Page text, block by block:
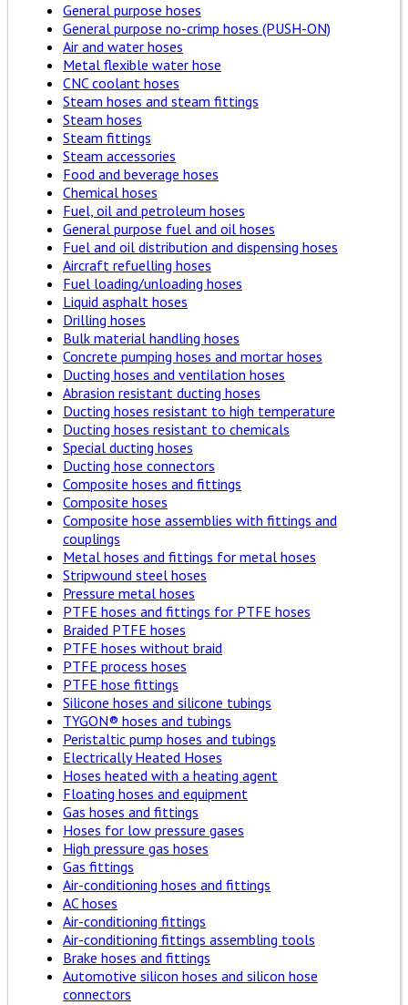
General purpose hoses
General purpose no-crimp hoses (PUSH-ON)
Air and water hoses
Metal flexible water hose
CNC coolant hoses
Steam hoses and steam fittings
Steam hoses
Steam fittings
Steam accessories
Food and beverage hoses
Chemical hoses
Fuel, oil and petroleum hoses
General purpose fuel and oil hoses
Fuel and oil distribution and dispensing hoses
Aircraft refuelling hoses
Fuel loading/unloading hoses
Liquid asphalt hoses
Drilling hoses
Bulk material handling hoses
Concrete pumping hoses and mortar hoses
Ducting hoses and ventilation hoses
Abrasion resistant ducting hoses
Ducting hoses resistant to high temperature
Ducting hoses resistant to chemicals
Special ducting hoses
Ducting hose connectors
Composite hoses and fittings
Composite hoses
Composite hose assemblies with fittings and
couplings
Metal hoses and fittings for metal hoses
Stripwound steel hoses
Pressure metal hoses
PTFE hoses and fittings for PTFE hoses
Braided PTFE hoses
PTFE hoses without braid
PTFE process hoses
PTFE hose fittings
Silicone hoses and silicone tubings
TYGON® hoses and tubings
Peristaltic pump hoses and tubings
Electrically Heated Hoses
Hoses heated with a heating agent
Floating hoses and equipment
Gas hoses and fittings
Hoses for low pressure gases
High pressure gas hoses
Gas fittings
Air-conditioning hoses and fittings
AC hoses
Air-conditioning fittings
Air-conditioning fittings assembling tools
Brake hoses and fittings
Automotive silicon hoses and silicon hose
connectors